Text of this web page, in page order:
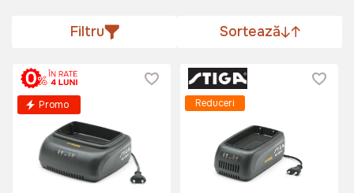
Filtru Sortează
Promo Reduceri